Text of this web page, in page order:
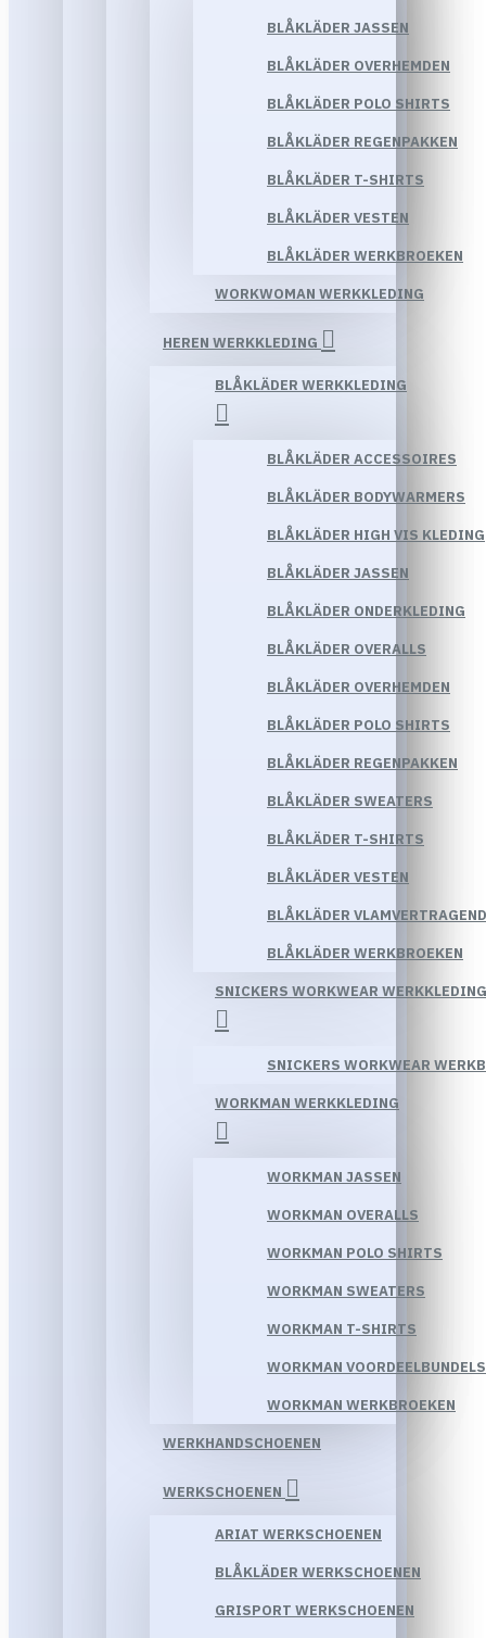
BLÅKLÄDER JASSEN
BLÅKLÄDER OVERHEMDEN
BLÅKLÄDER POLO SHIRTS
BLÅKLÄDER REGENPAKKEN
BLÅKLÄDER T-SHIRTS
BLÅKLÄDER VESTEN
BLÅKLÄDER WERKBROEKEN
WORKWOMAN WERKKLEDING
HEREN WERKKLEDING
BLÅKLÄDER WERKKLEDING
BLÅKLÄDER ACCESSOIRES
BLÅKLÄDER BODYWARMERS
BLÅKLÄDER HIGH VIS KLEDING
BLÅKLÄDER JASSEN
BLÅKLÄDER ONDERKLEDING
BLÅKLÄDER OVERALLS
BLÅKLÄDER OVERHEMDEN
BLÅKLÄDER POLO SHIRTS
BLÅKLÄDER REGENPAKKEN
BLÅKLÄDER SWEATERS
BLÅKLÄDER T-SHIRTS
BLÅKLÄDER VESTEN
BLÅKLÄDER
BLÅKLÄDER WERKBROEKEN
SNICKERS WORKWEAR WERKKLEDING
SNICKERS WORKWEAR
WORKMAN WERKKLEDING
WORKMAN JASSEN
WORKMAN OVERALLS
WORKMAN POLO SHIRTS
WORKMAN SWEATERS
WORKMAN T-SHIRTS
WORKMAN VOORDEELBUNDELS
WORKMAN WERKBROEKEN
WERKHANDSCHOENEN
WERKSCHOENEN
ARIAT WERKSCHOENEN
BLÅKLÄDER WERKSCHOENEN
GRISPORT WERKSCHOENEN